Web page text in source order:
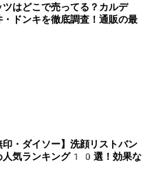
ツはどこで売ってる？カルデ
・ドンキを徹底調査！通販の最
印・ダイソー】洗顔リストバン
人気ランキング10選！効果な